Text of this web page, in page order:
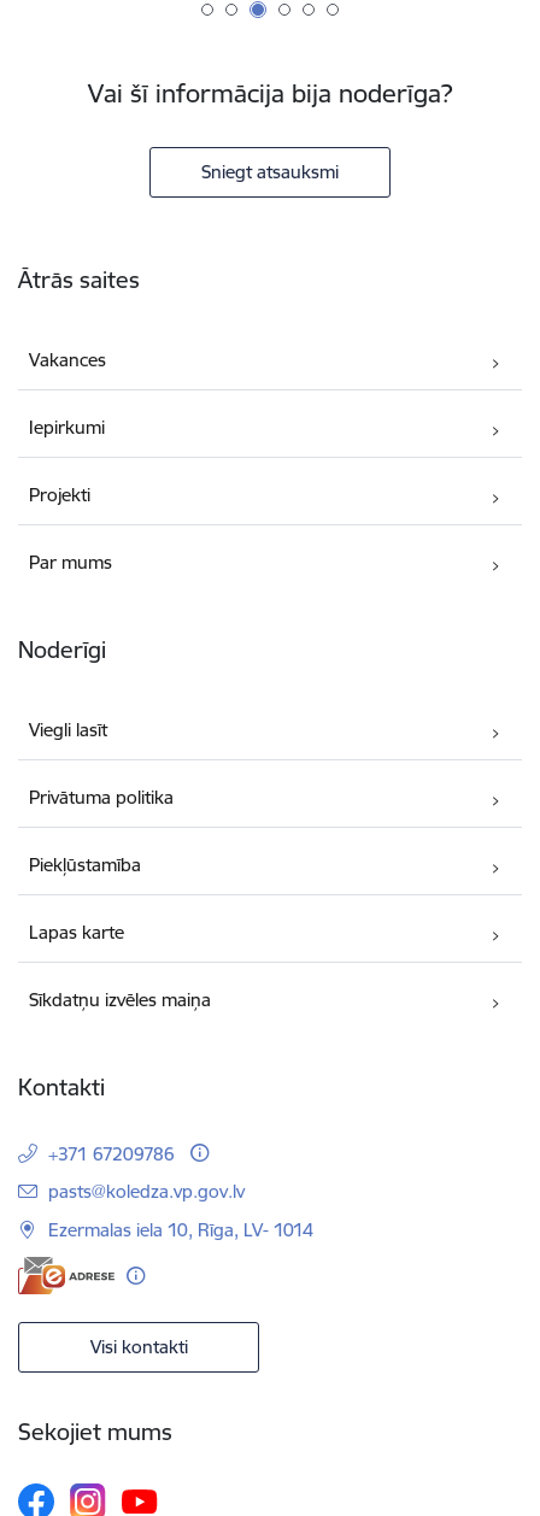
Vai šī informācija bija noderīga?
Sniegt atsauksmi
Ātrās saites
Vakances
Iepirkumi
Projekti
Par mums
Noderīgi
Viegli lasīt
Privātuma politika
Piekļūstamība
Lapas karte
Sīkdatņu izvēles maiņa
Kontakti
+371 67209786
E-pasts:
pasts@koledza.vp.gov.lv
Ezermalas iela 10, Rīga, LV- 1014
Visi kontakti
Sekojiet mums